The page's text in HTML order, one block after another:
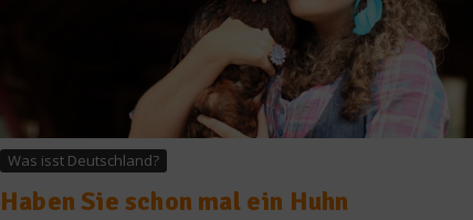
Was isst Deutschland?
Haben Sie schon mal ein Huhn